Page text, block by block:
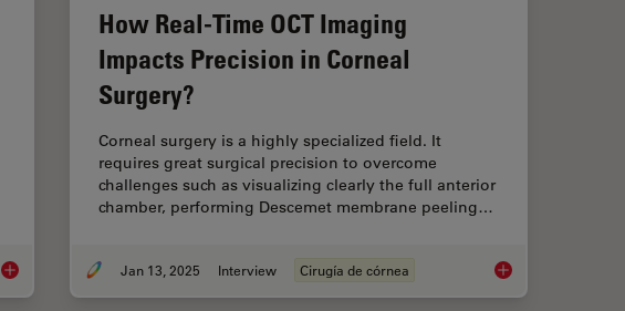
A Larger 3D Area in Focus for Neurosurgical and Ophthalmic Microscopes
How Real-Time OCT Imaging
Impacts Precision in Corneal
Surgery?
Corneal surgery is a highly specialized field. It
requires great surgical precision to overcome
challenges such as visualizing clearly the full anterior
chamber, performing Descemet membrane peeling…
Jan 13, 2025 Interview Cirugía de córnea How Real-Time